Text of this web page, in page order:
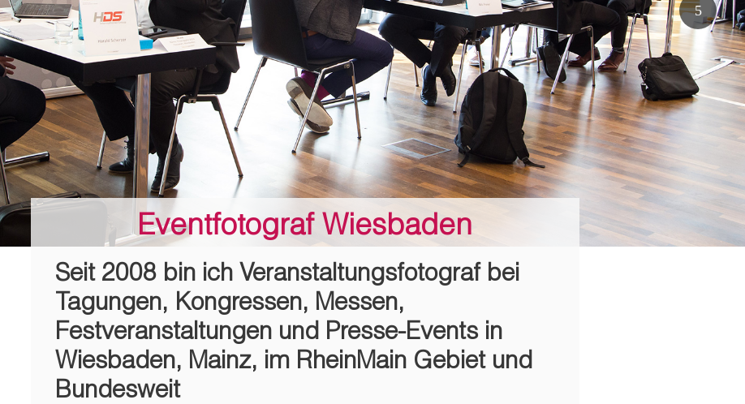
Eventfotograf Wiesbaden
Seit 2008 bin ich Veranstaltungsfotograf bei
Tagungen, Kongressen, Messen,
Festveranstaltungen und Presse-Events in
Wiesbaden, Mainz, im RheinMain Gebiet und
Bundesweit